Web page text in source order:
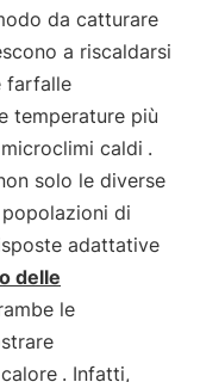
da catturare
a riscaldarsi
farfalle
temperature più
microclimi caldi .
solo le diverse
di
adattative
delle
le
. Infatti,